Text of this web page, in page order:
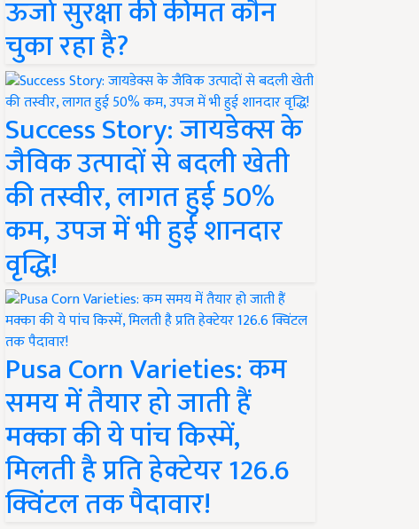
ऊर्जा सुरक्षा की कीमत कौन
चुका रहा है?
Success Story: जायडेक्स के
जैविक उत्पादों से बदली खेती
की तस्वीर, लागत हुई 50%
कम, उपज में भी हुई शानदार
वृद्धि!
Pusa Corn Varieties: कम
समय में तैयार हो जाती हैं
मक्का की ये पांच किस्में,
मिलती है प्रति हेक्टेयर 126.6
क्विंटल तक पैदावार!